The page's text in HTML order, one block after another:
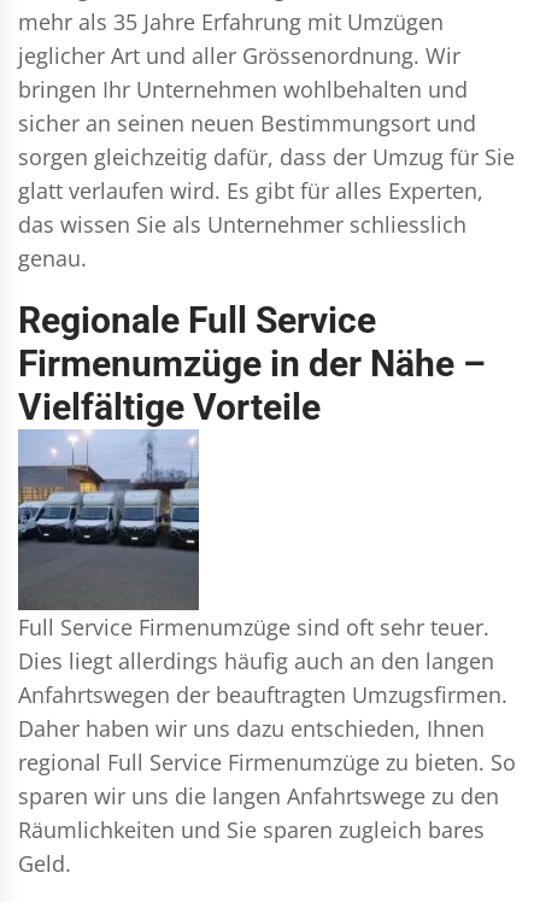
mehr als 35 Jahre Erfahrung mit Umzügen
jeglicher Art und aller Grössenordnung. Wir
bringen Ihr Unternehmen wohlbehalten und
sicher an seinen neuen Bestimmungsort und
sorgen gleichzeitig dafür, dass der Umzug für Sie
glatt verlaufen wird. Es gibt für alles Experten,
das wissen Sie als Unternehmer schliesslich
genau.
Regionale Full Service
Firmenumzüge in der Nähe –
Vielfältige Vorteile
Full Service Firmenumzüge sind oft sehr teuer.
Dies liegt allerdings häufig auch an den langen
Anfahrtswegen der beauftragten Umzugsfirmen.
Daher haben wir uns dazu entschieden, Ihnen
regional Full Service Firmenumzüge zu bieten. So
sparen wir uns die langen Anfahrtswege zu den
Räumlichkeiten und Sie sparen zugleich bares
Geld.